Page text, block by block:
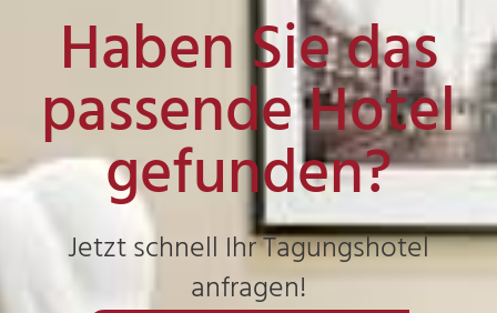
Haben Sie das
passende Hotel
gefunden?
Jetzt schnell Ihr Tagungshotel
anfragen!